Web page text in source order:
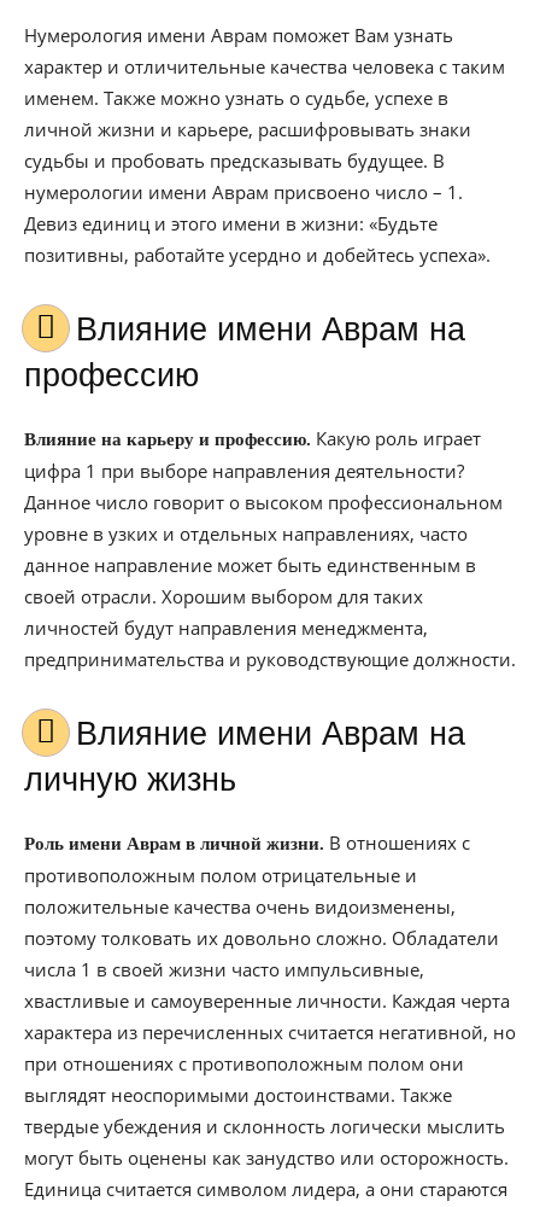
Нумерология имени Аврам поможет Вам узнать
характер и отличительные качества человека с таким
именем. Также можно узнать о судьбе, успехе в
личной жизни и карьере, расшифровывать знаки
судьбы и пробовать предсказывать будущее. В
нумерологии имени Аврам присвоено число – 1.
Девиз единиц и этого имени в жизни: «Будьте
позитивны, работайте усердно и добейтесь успеха».
Влияние имени Аврам на
профессию
Влияние на карьеру и профессию. Какую роль играет
цифра 1 при выборе направления деятельности?
Данное число говорит о высоком профессиональном
уровне в узких и отдельных направлениях, часто
данное направление может быть единственным в
своей отрасли. Хорошим выбором для таких
личностей будут направления менеджмента,
предпринимательства и руководствующие должности.
Влияние имени Аврам на
личную жизнь
Роль имени Аврам в личной жизни. В отношениях с
противоположным полом отрицательные и
положительные качества очень видоизменены,
поэтому толковать их довольно сложно. Обладатели
числа 1 в своей жизни часто импульсивные,
хвастливые и самоуверенные личности. Каждая черта
характера из перечисленных считается негативной, но
при отношениях с противоположным полом они
выглядят неоспоримыми достоинствами. Также
твердые убеждения и склонность логически мыслить
могут быть оценены как занудство или осторожность.
Единица считается символом лидера, а они стараются